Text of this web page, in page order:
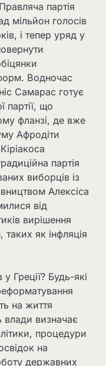
партія
мільйон голосів
і тепер уряд у
Водночас
Самарас готує
партії, що
фланзі, де вже
Афродіти
партія
виборців із
Алексіса
від
вирішення
як інфляція
Греції? Будь-які
на життя
влади визначає
процедури
на
державних